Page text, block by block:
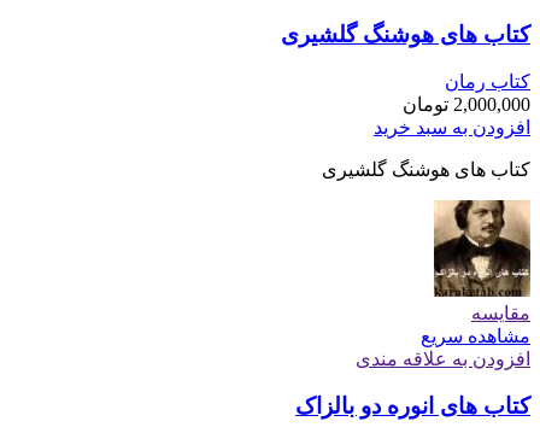
کتاب های هوشنگ گلشیری
کتاب رمان
2,000,000 تومان
افزودن به سبد خرید
کتاب های هوشنگ گلشیری
مقایسه
مشاهده سریع
افزودن به علاقه مندی
کتاب های انوره دو بالزاک